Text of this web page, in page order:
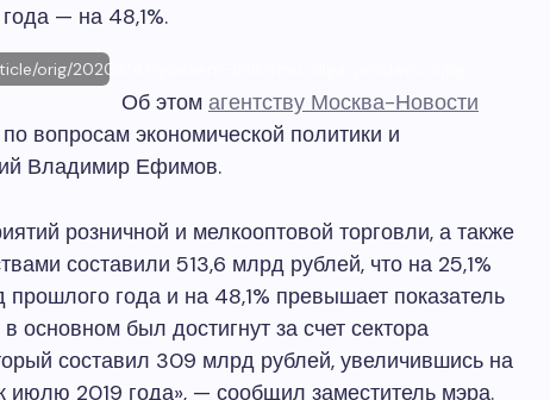
— на 48,1%.
orig/2020/04/vybiraem-uniformu-dlya-prodavcov.jpg
Об этом агентству Москва-Новости
вопросам экономической политики и
Владимир Ефимов.
розничной и мелкооптовой торговли, а также
составили 513,6 млрд рублей, что на 25,1%
года и на 48,1% превышает показатель
основном был достигнут за счет сектора
составил 309 млрд рублей, увеличившись на
июлю 2019 года», — сообщил заместитель мэра.